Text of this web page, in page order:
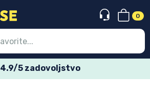
0
4.9/5 zadovoljstvo